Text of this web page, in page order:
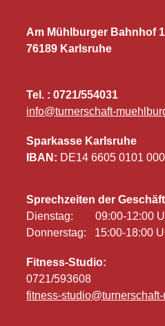
Am Mühlburger Bahnhof
76189 Karlsruhe
Tel. : 0721/554031
info@turnerschaft-
Sparkasse Karlsruhe
IBAN: DE14 6605 0101
Sprechzeiten der
Dienstag: 09:00-12:00
Donnerstag: 15:00-18:00
Fitness-Studio:
0721/593608
fitness-